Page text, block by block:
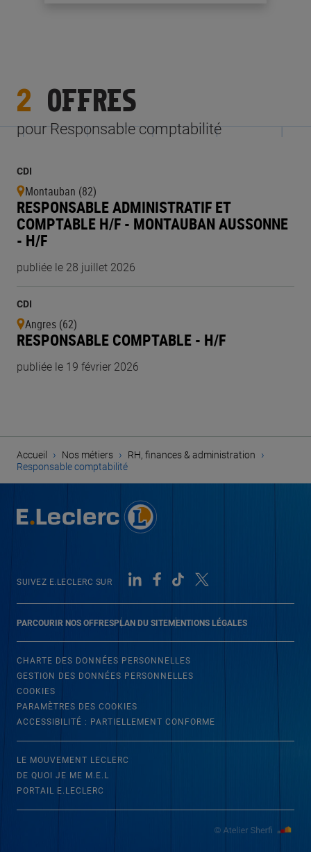
2 OFFRES
pour Responsable comptabilité
CDI
Montauban (82)
RESPONSABLE ADMINISTRATIF ET
COMPTABLE H/F - MONTAUBAN AUSSONNE
- H/F
publiée le 28 juillet 2026
CDI
Angres (62)
RESPONSABLE COMPTABLE - H/F
publiée le 19 février 2026
Accueil › Nos métiers › RH, finances & administration ›
Responsable comptabilité
PARCOURIR NOS OFFRESPLAN DU SITEMENTIONS LÉGALES
SUIVEZ E.LECLERC SUR
CHARTE DES DONNÉES PERSONNELLES
GESTION DES DONNÉES PERSONNELLES
COOKIES
PARAMÈTRES DES COOKIES
ACCESSIBILITÉ : PARTIELLEMENT CONFORME
LE MOUVEMENT LECLERC
DE QUOI JE ME M.E.L
PORTAIL E.LECLERC